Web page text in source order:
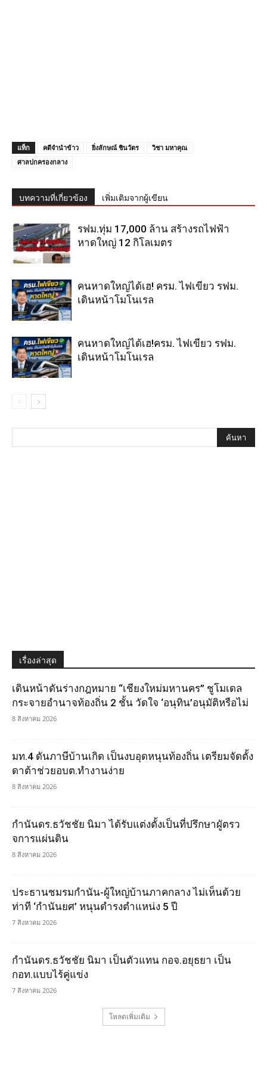
แท็ก คดีจำนำข้าว ยิ่งลักษณ์ ชินวัตร
วิชา มหาคุณ
ศาลปกครองกลาง
บทความที่เกี่ยวข้อง เพิ่มเติมจากผู้เขียน
รฟม.ทุ่ม 17,000 ล้าน สร้างรถไฟฟ้า
หาดใหญ่ 12 กิโลเมตร
คนหาดใหญ่ได้เฮ! ครม. ไฟเขียว รฟม.
เดินหน้าโมโนเรล
คนหาดใหญ่ได้เฮ!ครม. ไฟเขียว รฟม.
เดินหน้าโมโนเรล
เรื่องล่าสุด
เดินหน้าดันร่างกฎหมาย “เชียงใหม่มหานคร” ชูโมเดล
กระจายอำนาจท้องถิ่น 2 ชั้น วัดใจ ‘อนุทิน’อนุมัติหรือไม่
8 สิงหาคม 2026
มท.4 ดันภาษีบ้านเกิด เป็นงบอุดหนุนท้องถิ่น เตรียมจัดตั้ง
ดาต้าช่วยอบต.ทำงานง่าย
8 สิงหาคม 2026
กำนันดร.ธวัชชัย นิมา ได้รับแต่งตั้งเป็นที่ปรึกษาผูัตรว
จการแผ่นดิน
8 สิงหาคม 2026
ประธานชมรมกำนัน-ผู้ใหญ่บ้านภาคกลาง ไม่เห็นด้วย
ท่าที ‘กำนันยศ’ หนุนดำรงตำแหน่ง 5 ปี
7 สิงหาคม 2026
กำนันดร.ธวัชชัย นิมา เป็นตัวแทน กอจ.อยุธยา เป็น
กอท.แบบไร้คู่แข่ง
7 สิงหาคม 2026
โหลดเพิ่มเติม